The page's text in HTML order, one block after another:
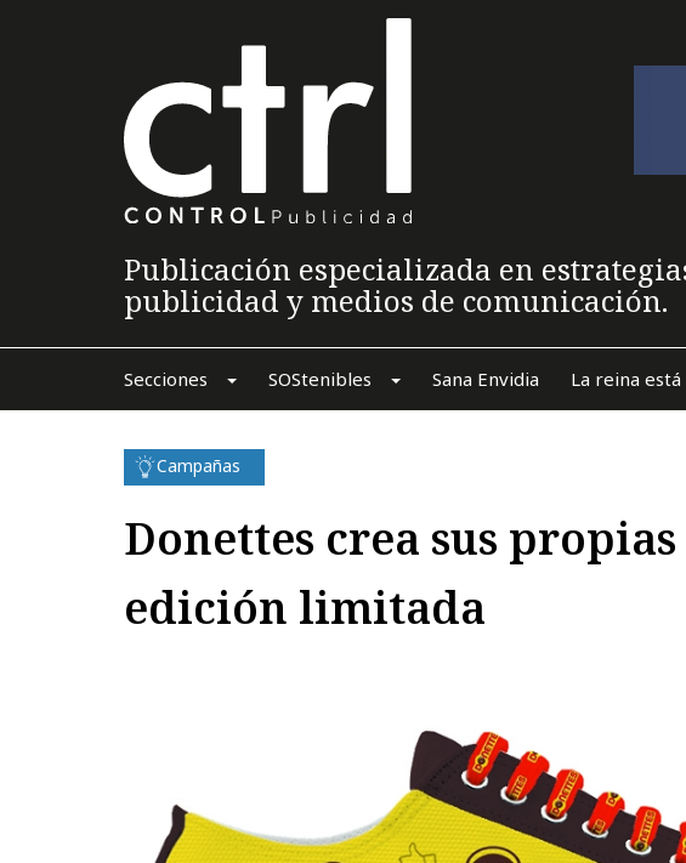
Publicación especializada en
publicidad y medios de comunicación.
Secciones SOStenibles Sana Envidia La reina está
Campañas
Donettes crea sus propias
edición limitada